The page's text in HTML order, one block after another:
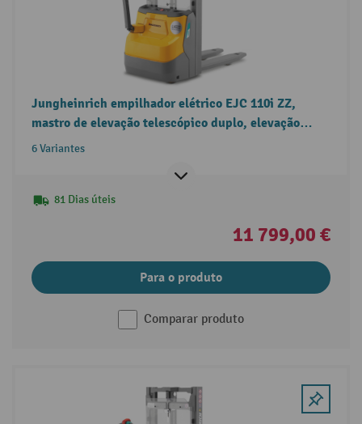
Jungheinrich empilhador elétrico EJC 110i ZZ,
mastro de elevação telescópico duplo, elevação
livre, carga nominal 1.000 kg
6 Variantes
81 Dias úteis
11 799,00 €
Para o produto
Comparar produto